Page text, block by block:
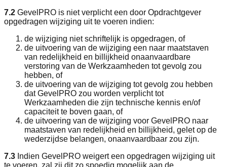
7.2 GevelPRO is niet verplicht een door Opdrachtgever
opgedragen wijziging uit te voeren indien:
de wijziging niet schriftelijk is opgedragen, of
de uitvoering van de wijziging een naar maatstaven
van redelijkheid en billijkheid onaanvaardbare
verstoring van de Werkzaamheden tot gevolg zou
hebben, of
de uitvoering van de wijziging tot gevolg zou hebben
dat GevelPRO zou worden verplicht tot
Werkzaamheden die zijn technische kennis en/of
capaciteit te boven gaan, of
de uitvoering van de wijziging voor GevelPRO naar
maatstaven van redelijkheid en billijkheid, gelet op de
wederzijdse belangen, onaanvaardbaar zou zijn.
7.3 Indien GevelPRO weigert een opgedragen wijziging uit
te voeren, zal zij dit zo spoedig mogelijk aan de